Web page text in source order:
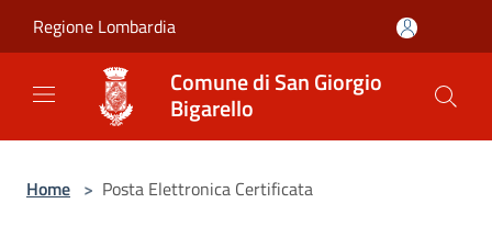
Regione Lombardia
Comune di San Giorgio
Bigarello
Home > Posta Elettronica Certificata